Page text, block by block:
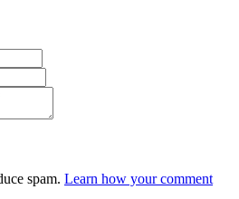
spam. Learn how your comment